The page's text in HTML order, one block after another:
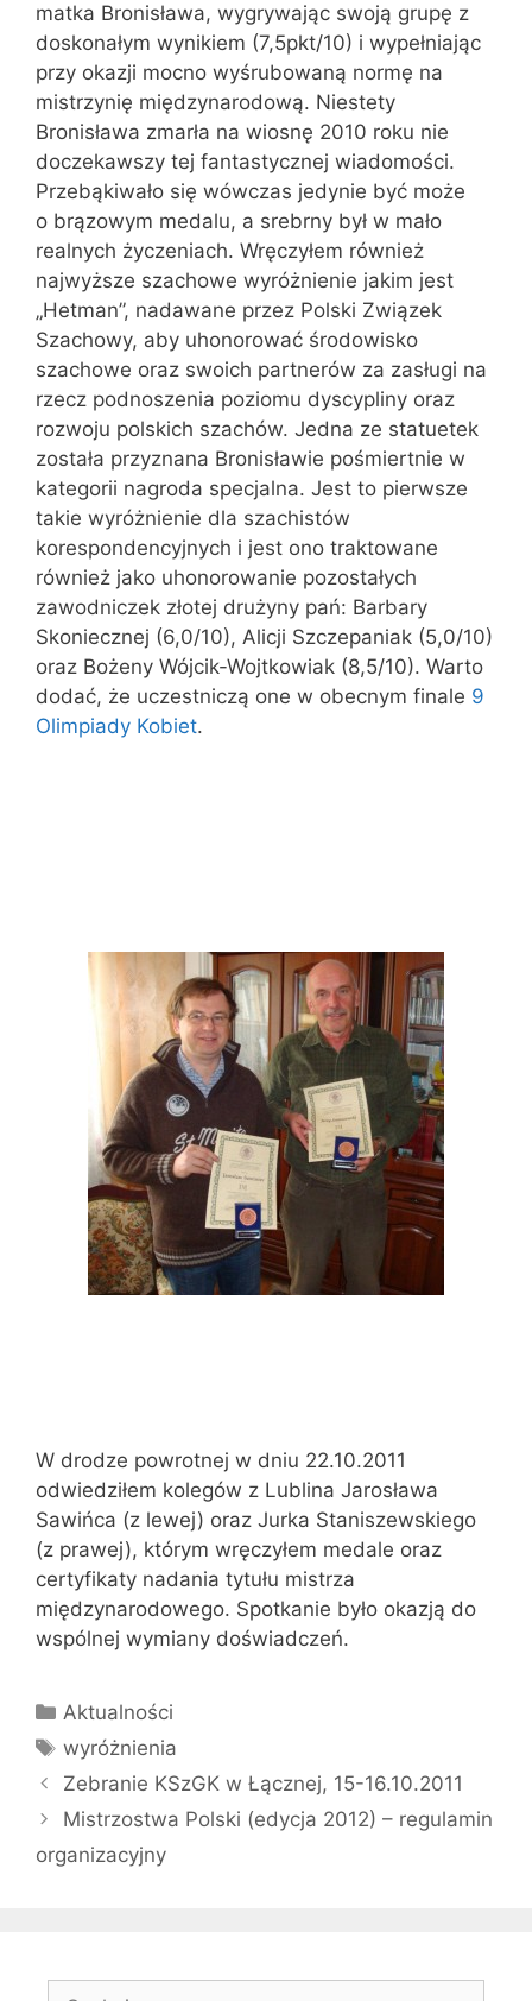
matka Bronisława, wygrywając swoją grupę z
doskonałym wynikiem (7,5pkt/10) i wypełniając
przy okazji mocno wyśrubowaną normę na
mistrzynię międzynarodową. Niestety
Bronisława zmarła na wiosnę 2010 roku nie
doczekawszy tej fantastycznej wiadomości.
Przebąkiwało się wówczas jedynie być może
o brązowym medalu, a srebrny był w mało
realnych życzeniach. Wręczyłem również
najwyższe szachowe wyróżnienie jakim jest
„Hetman”, nadawane przez Polski Związek
Szachowy, aby uhonorować środowisko
szachowe oraz swoich partnerów za zasługi na
rzecz podnoszenia poziomu dyscypliny oraz
rozwoju polskich szachów. Jedna ze statuetek
została przyznana Bronisławie pośmiertnie w
kategorii nagroda specjalna. Jest to pierwsze
takie wyróżnienie dla szachistów
korespondencyjnych i jest ono traktowane
również jako uhonorowanie pozostałych
zawodniczek złotej drużyny pań: Barbary
Skoniecznej (6,0/10), Alicji Szczepaniak (5,0/10)
oraz Bożeny Wójcik-Wojtkowiak (8,5/10). Warto
dodać, że uczestniczą one w obecnym finale 9
Olimpiady Kobiet.
W drodze powrotnej w dniu 22.10.2011
odwiedziłem kolegów z Lublina Jarosława
Sawińca (z lewej) oraz Jurka Staniszewskiego
(z prawej), którym wręczyłem medale oraz
certyfikaty nadania tytułu mistrza
międzynarodowego. Spotkanie było okazją do
wspólnej wymiany doświadczeń.
Kategorie
Aktualności
Tagi
wyróżnienia
Zebranie KSzGK w Łącznej, 15-16.10.2011
Mistrzostwa Polski (edycja 2012) – regulamin
organizacyjny